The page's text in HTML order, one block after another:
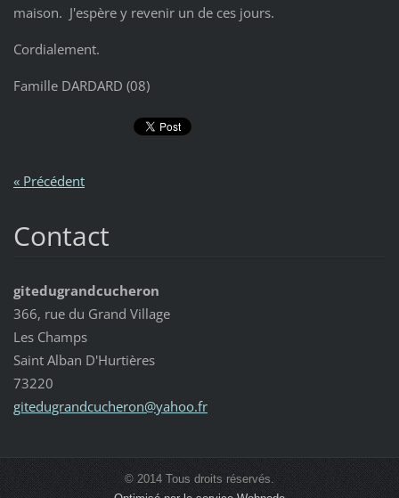
maison. J'espère y revenir un de ces jours.
Cordialement.
Famille DARDARD (08)
« Précédent
Contact
gitedugrandcucheron
366, rue du Grand Village
Les Champs
Saint Alban D'Hurtières
73220
gitedugrandcucheron@yahoo.fr
© 2014 Tous droits réservés.